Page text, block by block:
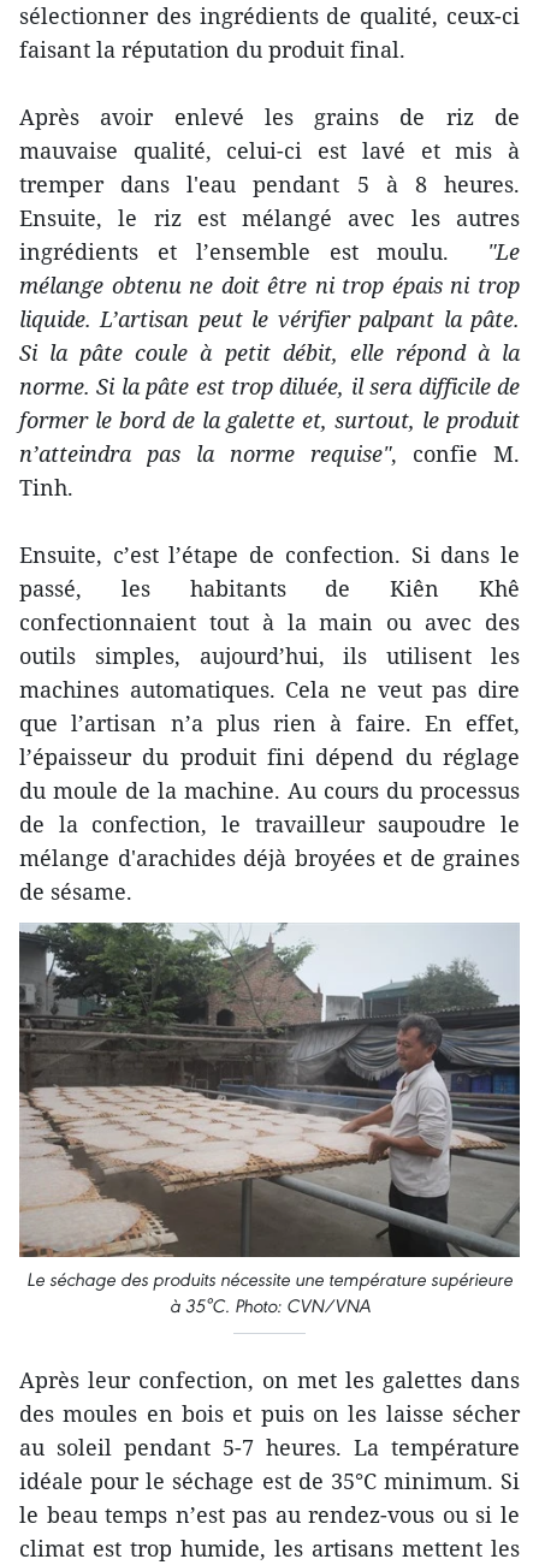
sélectionner des ingrédients de qualité, ceux-ci
faisant la réputation du produit final.
Après avoir enlevé les grains de riz de
mauvaise qualité, celui-ci est lavé et mis à
tremper dans l'eau pendant 5 à 8 heures.
Ensuite, le riz est mélangé avec les autres
ingrédients et l’ensemble est moulu. "Le
mélange obtenu ne doit être ni trop épais ni trop
liquide. L’artisan peut le vérifier palpant la pâte.
Si la pâte coule à petit débit, elle répond à la
norme. Si la pâte est trop diluée, il sera difficile de
former le bord de la galette et, surtout, le produit
n’atteindra pas la norme requise", confie M.
Tinh.
Ensuite, c’est l’étape de confection. Si dans le
passé, les habitants de Kiên Khê
confectionnaient tout à la main ou avec des
outils simples, aujourd’hui, ils utilisent les
machines automatiques. Cela ne veut pas dire
que l’artisan n’a plus rien à faire. En effet,
l’épaisseur du produit fini dépend du réglage
du moule de la machine. Au cours du processus
de la confection, le travailleur saupoudre le
mélange d'arachides déjà broyées et de graines
de sésame.
Le séchage des produits nécessite une température supérieure
à 35°C. Photo: CVN/VNA
Après leur confection, on met les galettes dans
des moules en bois et puis on les laisse sécher
au soleil pendant 5-7 heures. La température
idéale pour le séchage est de 35°C minimum. Si
le beau temps n’est pas au rendez-vous ou si le
climat est trop humide, les artisans mettent les